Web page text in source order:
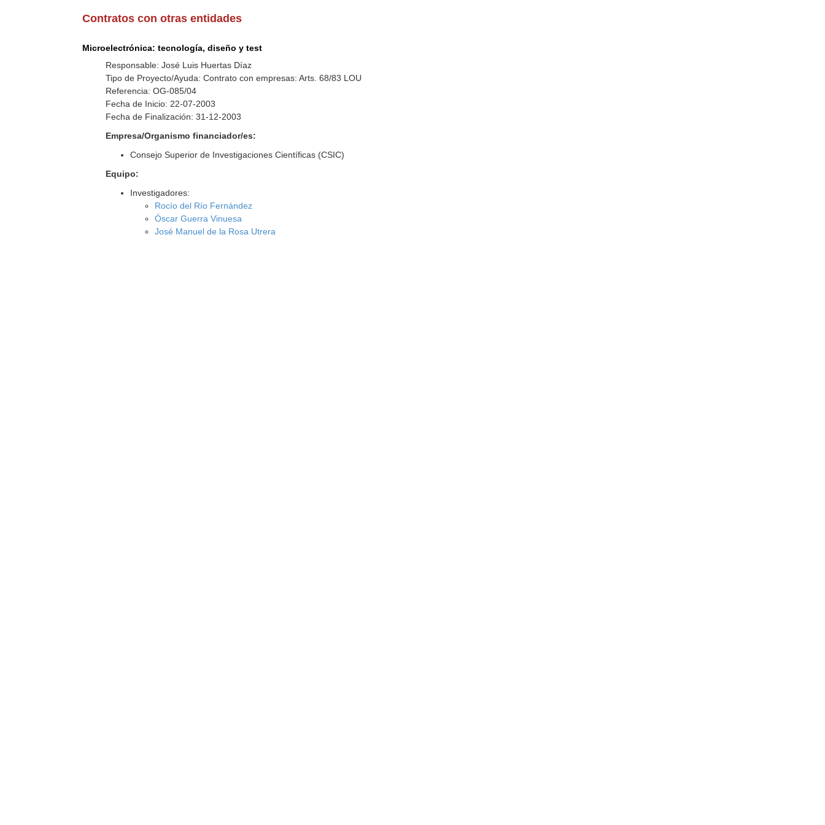
Contratos con otras entidades
Microelectrónica: tecnología, diseño y test
Responsable: José Luis Huertas Díaz
Tipo de Proyecto/Ayuda: Contrato con empresas: Arts. 68/83 LOU
Referencia: OG-085/04
Fecha de Inicio: 22-07-2003
Fecha de Finalización: 31-12-2003
Empresa/Organismo financiador/es:
Consejo Superior de Investigaciones Científicas (CSIC)
Equipo:
Investigadores:
Rocío del Río Fernández
Óscar Guerra Vinuesa
José Manuel de la Rosa Utrera